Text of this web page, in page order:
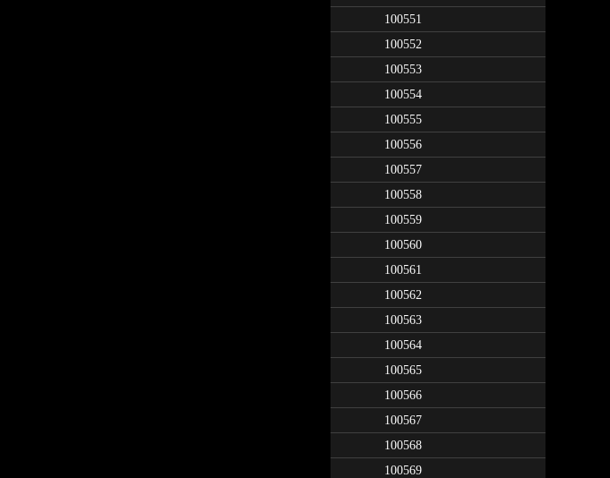
100551
100552
100553
100554
100555
100556
100557
100558
100559
100560
100561
100562
100563
100564
100565
100566
100567
100568
100569